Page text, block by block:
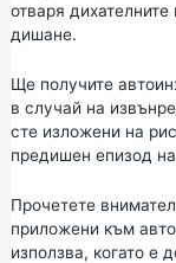
отваря
дишане.
Ще получите
в случай на
сте изложени на
предишен епизод
Прочетете
приложени към
използва, когато е